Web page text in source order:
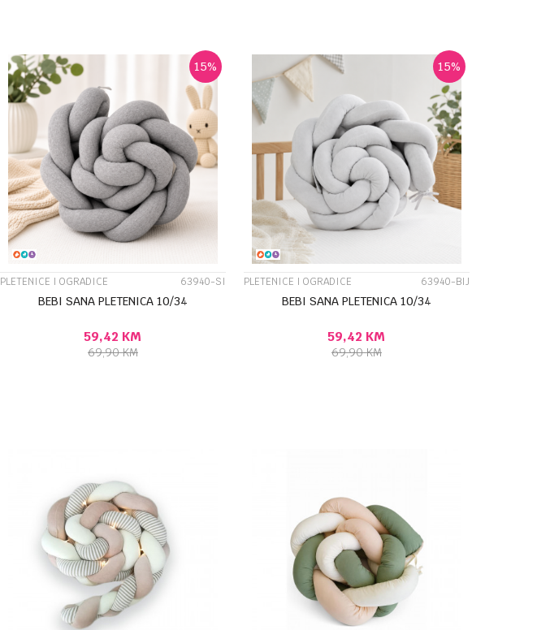
UPOREDI
15%
PLETENICE I OGRADICE 63940-SI
BEBI SANA PLETENICA 10/34
59,42 KM
69,90KM
UPOREDI
15%
PLETENICE I OGRADICE 63940-BIJ
BEBI SANA PLETENICA 10/34
59,42 KM
69,90KM
UPOREDI UPOREDI